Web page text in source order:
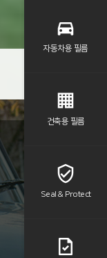
자동차용 필름
건축용 필름
Seal & Protect